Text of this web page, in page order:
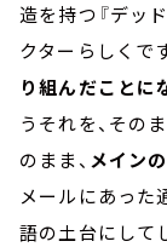
造を持つ『デッ
クターらしくで
り組んだことに
うそれを、その
のまま、 メイン
メールにあった
語の土台にし